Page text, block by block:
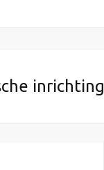
inrichting